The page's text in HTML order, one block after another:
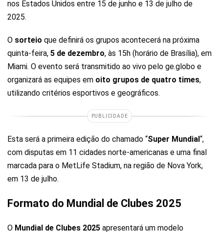
nos Estados Unidos entre 15 de junho e 13 de julho de
2025.
O sorteio que definirá os grupos acontecerá na próxima
quinta-feira, 5 de dezembro, às 15h (horário de Brasília), em
Miami. O evento será transmitido ao vivo pelo ge.globo e
organizará as equipes em oito grupos de quatro times,
utilizando critérios esportivos e geográficos.
PUBLICIDADE
Esta será a primeira edição do chamado “Super Mundial “,
com disputas em 11 cidades norte-americanas e uma final
marcada para o MetLife Stadium, na região de Nova York,
em 13 de julho.
Formato do Mundial de Clubes 2025
O Mundial de Clubes 2025 apresentará um modelo